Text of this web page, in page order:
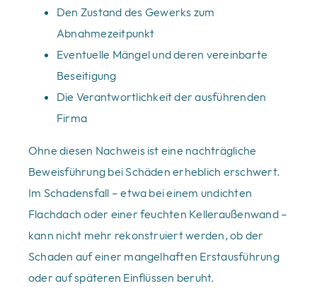
Den Zustand des Gewerks zum
Abnahmezeitpunkt
Eventuelle Mängel und deren vereinbarte
Beseitigung
Die Verantwortlichkeit der ausführenden
Firma
Ohne diesen Nachweis ist eine nachträgliche
Beweisführung bei Schäden erheblich erschwert.
Im Schadensfall – etwa bei einem undichten
Flachdach oder einer feuchten Kelleraußenwand –
kann nicht mehr rekonstruiert werden, ob der
Schaden auf einer mangelhaften Erstausführung
oder auf späteren Einflüssen beruht.